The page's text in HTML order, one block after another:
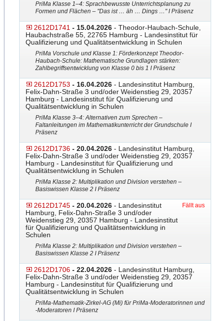
PriMa Klasse 1–4: Sprachbewusste Unterrichtsplanung zu
Formen und Flächen – "Das ist … äh … Dings …" I Präsenz
2612D1741 - 15.04.2026 - Theodor-Haubach-Schule,
Haubachstraße 55, 22765 Hamburg - Landesinstitut für
Qualifizierung und Qualitätsentwicklung in Schulen
PriMa Vorschule und Klasse 1: Förderkonzept Theodor-
Haubach-Schule: Ma​thematische Grundlagen stärken:
Zahlbegriffsentwicklung von Klasse 0 bis 1 I Präsenz
2612D1753 - 16.04.2026 - Landesinstitut Hamburg,
Felix-Dahn-Straße 3 und/oder Weidenstieg 29, 20357
Hamburg - Landesinstitut für Qualifizierung und
Qualitätsentwicklung in Schulen
PriMa Klasse 3–4: Alternativen zum Sprechen –
Faltanleitungen im Mathematikunterricht der Grundschule I
Präsenz
2612D1736 - 20.04.2026 - Landesinstitut Hamburg,
Felix-Dahn-Straße 3 und/oder Weidenstieg 29, 20357
Hamburg - Landesinstitut für Qualifizierung und
Qualitätsentwicklung in Schulen
PriMa Klasse 2: Multiplikation und Division verstehen –
Basiswissen Klasse 2 I Präsenz
2612D1745 - 20.04.2026 - Landesinstitut
Hamburg, Felix-Dahn-Straße 3 und/oder
Weidenstieg 29, 20357 Hamburg - Landesinstitut
für Qualifizierung und Qualitätsentwicklung in
Schulen
Fällt aus
PriMa Klasse 2: Multiplikation und Division verstehen –
Basiswissen Klasse 2 I Präsenz
2612D1706 - 22.04.2026 - Landesinstitut Hamburg,
Felix-Dahn-Straße 3 und/oder Weidenstieg 29, 20357
Hamburg - Landesinstitut für Qualifizierung und
Qualitätsentwicklung in Schulen
PriMa-Mathematik-Zirkel-AG ​​​ (Mi) für PriMa-Moderatorinnen und
-Moderatoren I Präsenz